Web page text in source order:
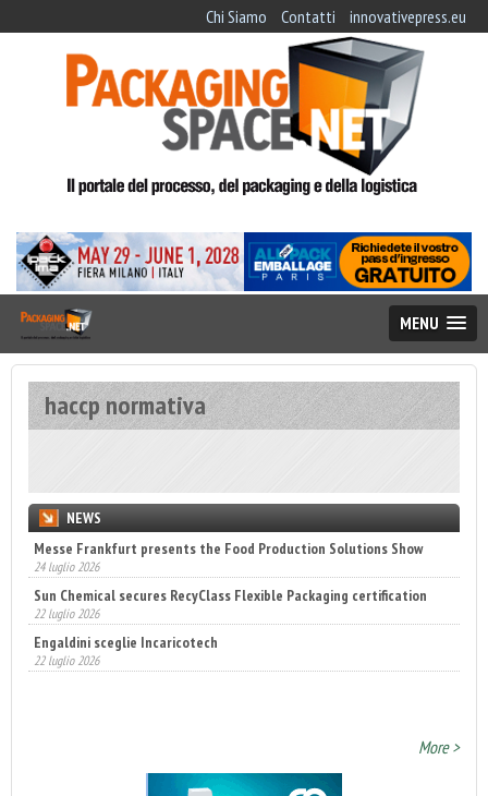
Chi Siamo Contatti innovativepress.eu
MENU
haccp normativa
NEWS
Messe Frankfurt presents the Food Production Solutions Show
24 luglio 2026
Sun Chemical secures RecyClass Flexible Packaging certification
22 luglio 2026
Engaldini sceglie Incaricotech
22 luglio 2026
Annunciati i finalisti dei Diamonds Awards 2026 di FTA Europe
14 luglio 2026
More >